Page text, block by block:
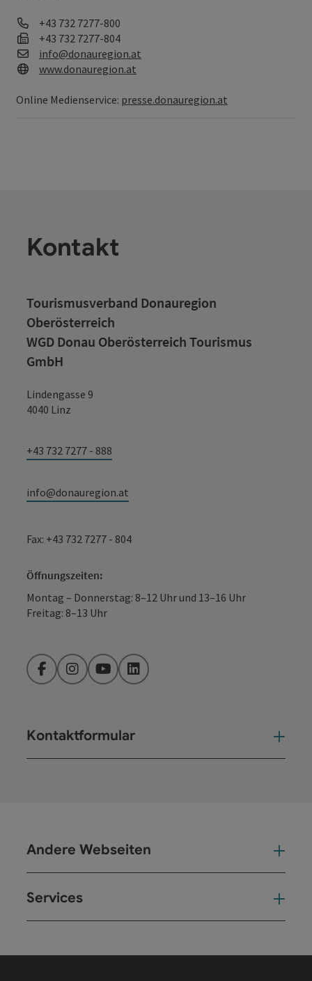
Telefon
+43 732 7277-800
Fax
+43 732 7277-804
E-Mail
info@donauregion.at
Web
www.donauregion.at
Online Medienservice: presse.donauregion.at
Kontakt
Tourismusverband Donauregion
Oberösterreich
WGD Donau Oberösterreich Tourismus
GmbH
Lindengasse 9
4040 Linz
+43 732 7277 - 888
info@donauregion.at
Fax: +43 732 7277 - 804
Öffnungszeiten:
Montag – Donnerstag: 8–12 Uhr und 13–16 Uhr
Freitag: 8–13 Uhr
FacebookInstagramYouTubeLinkedIn
Kontaktformular
Andere Webseiten
Services